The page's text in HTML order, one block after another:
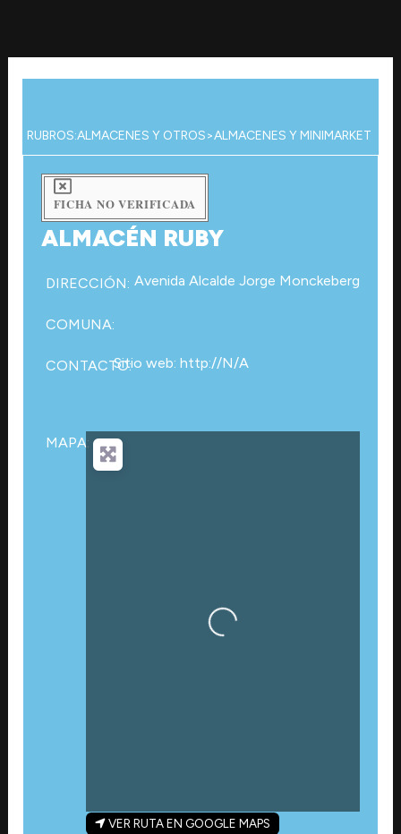
contenido
RUBROS:ALMACENES Y OTROS>ALMACENES Y MINIMARKET
FICHA NO VERIFICADA
ALMACÉN RUBY
DIRECCIÓN: Avenida Alcalde Jorge Monckeberg
COMUNA:
CONTACTO:Sitio web: http://N/A
MAPA:
Cargando…
VER RUTA EN GOOGLE MAPS